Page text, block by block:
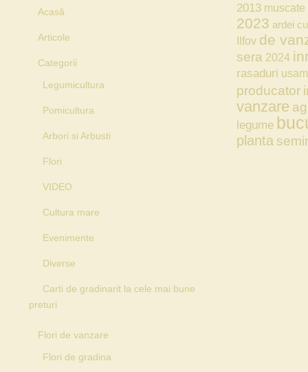
Acasă
Articole
Categorii
Legumicultura
Pomicultura
Arbori si Arbusti
Flori
VIDEO
Cultura mare
Evenimente
Diverse
Carti de gradinarit la cele mai bune
preturi
Flori de vanzare
Flori de gradina
2013 muscate
2023 ardei
Ilfov de
sera 2024
rasaduri
producator
vanzare
legume
planta